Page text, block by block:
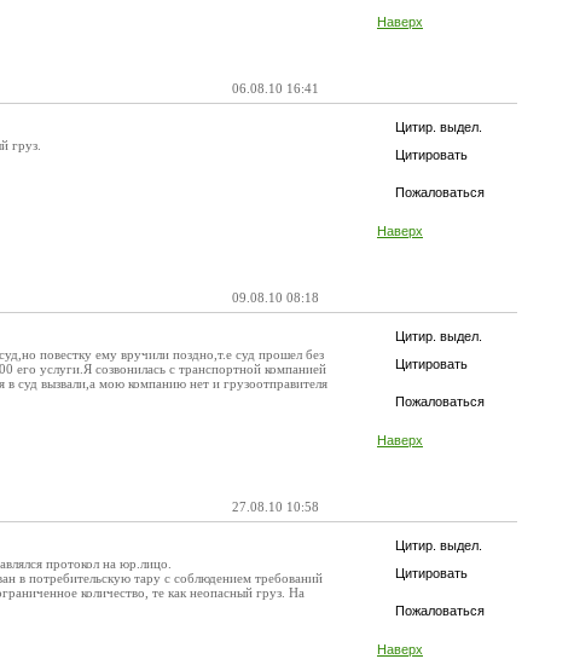
Наверх
06.08.10 16:41
Цитир. выдел.
Цитировать
Пожаловаться
Наверх
груз.
09.08.10 08:18
Цитир. выдел.
Цитировать
Пожаловаться
Наверх
повестку ему вручили поздно,т.е суд прошел без
услуги.Я созвонилась с транспортной компанией
суд вызвали,а мою компанию нет и грузоотправителя
27.08.10 10:58
Цитир. выдел.
Цитировать
Пожаловаться
Наверх
протокол на юр.лицо.
в потребительскую тару с соблюдением требований
количество, те как неопасный груз. На